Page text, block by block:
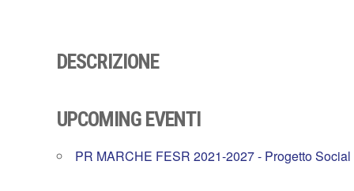
DESCRIZIONE
UPCOMING EVENTI
PR MARCHE FESR 2021-2027 - Progetto